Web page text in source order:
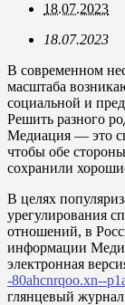
18.07.2023
18.07.2023
В современном
масштаба
социальной и
Решить разного
Медиация — это
чтобы обе
сохранили
В целях
урегулирования
отношений, в
информации
электронная
-80ahcnrqoo.xn--
глянцевый